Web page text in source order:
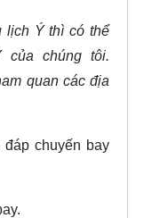
lịch Ý thì có thể
chúng tôi.
quan các địa
chuyến bay